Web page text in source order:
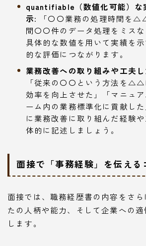
quantifiable（数値化可能）な
示: 「〇〇業務の処理時間を
間〇〇件のデータ処理をミスな
具体的な数値を用いて実績を
的な評価につながります。
業務改善への取り組みや工夫
「従来の〇〇という方法を
効率を向上させた」「マニュ
ーム内の業務標準化に貢献し
に業務改善に取り組んだ経験
体的に記述しましょう。
面接で「事務経験」を伝える
面接では、職務経歴書の内容をさ
たの人柄や能力、そして企業への
します。